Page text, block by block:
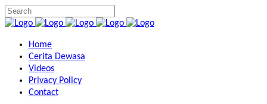
Home
Cerita Dewasa
Videos
Privacy Policy
Contact